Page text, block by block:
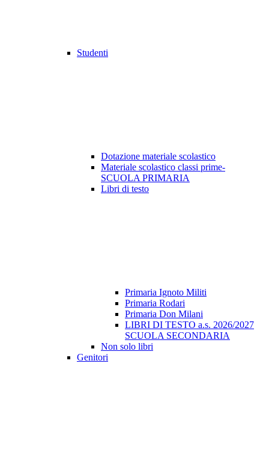
Studenti
Dotazione materiale scolastico
Materiale scolastico classi prime-
SCUOLA PRIMARIA
Libri di testo
Primaria Ignoto Militi
Primaria Rodari
Primaria Don Milani
LIBRI DI TESTO a.s. 2026/2027
SCUOLA SECONDARIA
Non solo libri
Genitori